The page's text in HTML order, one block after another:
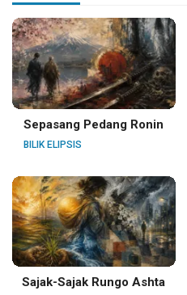
Sepasang Pedang Ronin
BILIK ELIPSIS
Sajak-Sajak Rungo Ashta